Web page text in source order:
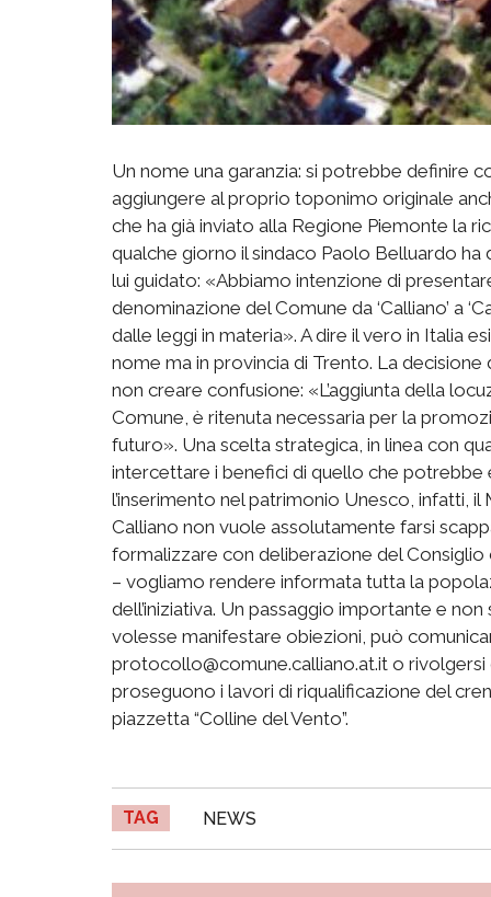
Un nome una garanzia: si potrebbe definire
aggiungere al proprio toponimo originale
che ha già inviato alla Regione Piemonte la
qualche giorno il sindaco Paolo Belluardo ha
lui guidato: «Abbiamo intenzione di
denominazione del Comune da ‘Calliano’ a
dalle leggi in materia». A dire il vero in Italia
nome ma in provincia di Trento. La
non creare confusione: «L’aggiunta della
Comune, è ritenuta necessaria per la
futuro». Una scelta strategica, in linea con
intercettare i benefici di quello che
l’inserimento nel patrimonio Unesco, infatti,
Calliano non vuole assolutamente farsi
formalizzare con deliberazione del
– vogliamo rendere informata tutta la
dell’iniziativa. Un passaggio importante e
volesse manifestare obiezioni, può
protocollo@comune.calliano.at.it o
proseguono i lavori di riqualificazione del
piazzetta “Colline del Vento”.
TAG NEWS